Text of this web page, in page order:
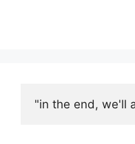
"in the end, we'll